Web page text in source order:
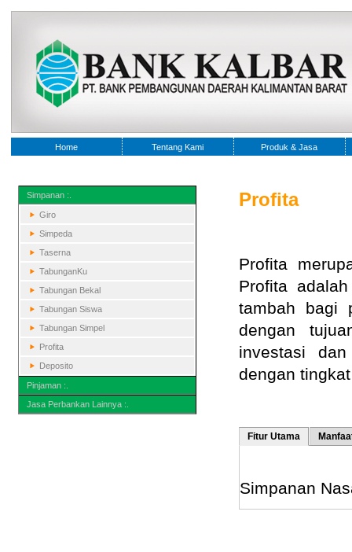
Home Tentang Kami Produk & Jasa
Simpanan :.
Giro
Simpeda
Taserna
TabunganKu
Tabungan Bekal
Tabungan Siswa
Tabungan Simpel
Profita
Deposito
Pinjaman :.
Jasa Perbankan Lainnya :.
Profita
Profita
Profita
tambah bagi
dengan
investasi
dengan
Fitur Utama
Simpanan